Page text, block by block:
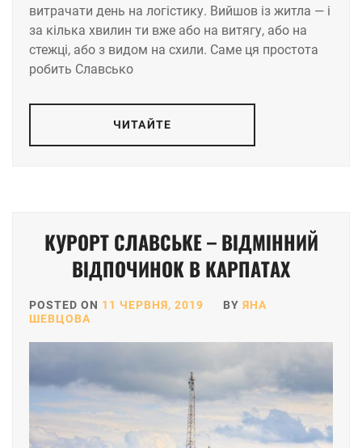
витрачати день на логістику. Вийшов із житла — і
за кілька хвилин ти вже або на витягу, або на
стежці, або з видом на схили. Саме ця простота
робить Славсько
ЧИТАЙТЕ
КУРОРТ СЛАВСЬКЕ – ВІДМІННИЙ
ВІДПОЧИНОК В КАРПАТАХ
POSTED ON 11 ЧЕРВНЯ, 2019 BY ЯНА
ШЕВЦОВА